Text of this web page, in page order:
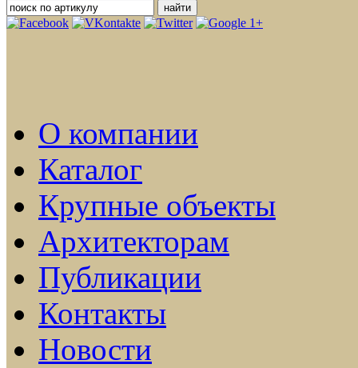
О компании
Каталог
Крупные объекты
Архитекторам
Публикации
Контакты
Новости